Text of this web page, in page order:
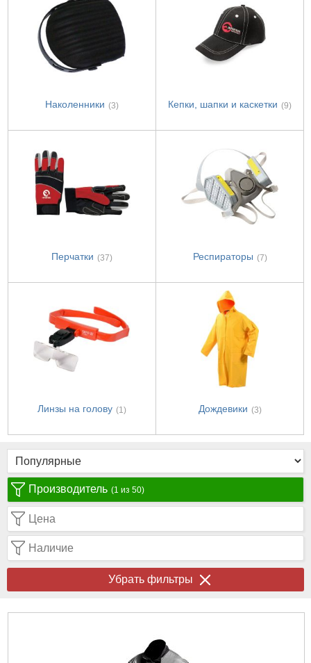
Наколенники (3) Кепки, шапки и каскетки (9)
Перчатки (37) Респираторы (7)
Линзы на голову (1) Дождевики (3)
Производитель (1 из 50)
Цена
Наличие
Убрать фильтры